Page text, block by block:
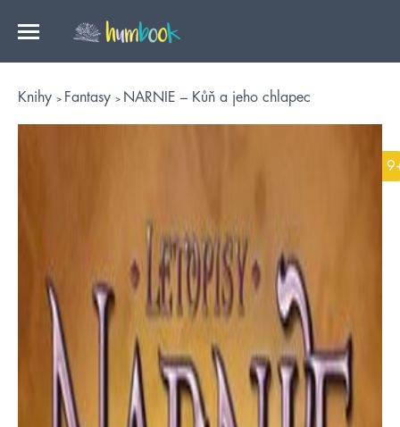
Knihy Fantasy NARNIE – Kůň a jeho chlapec